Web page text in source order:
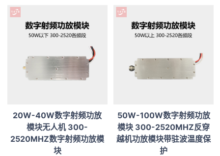
20W-40W数字射频功放
模块无人机 300-
2520MHZ数字射频功放模
块
50W-100W数字射频功放
模块 300-2520MHZ反穿
越机功放模块带驻波温度保
护